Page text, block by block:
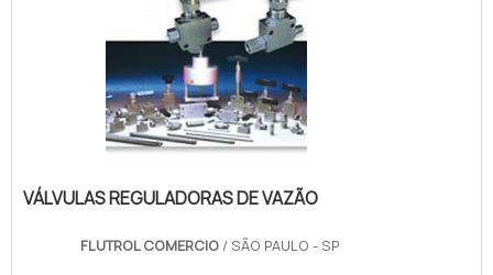
embalagens PET, como, por exemplo,
indústrias alimentícias, químicas, de
cosméticos, entre muitas outras.
Conhecido comume.
VÁLVULAS REGULADORAS DE VAZÃO
FLUTROL COMERCIO / SÃO PAULO - SP